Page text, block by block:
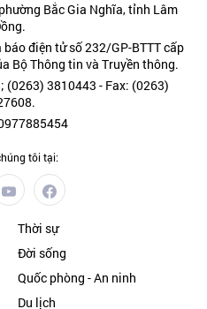
Bắc Gia Nghĩa, tỉnh Lâm
điện tử số 232/GP-BTTT cấp
Bộ Thông tin và Truyền thông.
3810443 - Fax: (0263)
tôi tại:
Thời sự
Đời sống
Quốc phòng - An ninh
Du lịch